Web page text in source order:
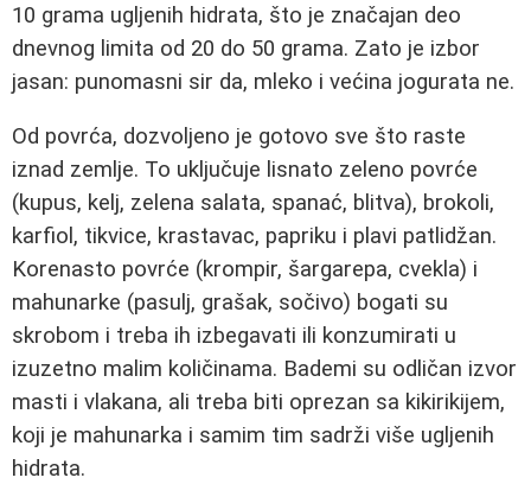
10 grama ugljenih hidrata, što je značajan deo
dnevnog limita od 20 do 50 grama. Zato je izbor
jasan: punomasni sir da, mleko i većina jogurata ne.
Od povrća, dozvoljeno je gotovo sve što raste
iznad zemlje. To uključuje lisnato zeleno povrće
(kupus, kelj, zelena salata, spanać, blitva), brokoli,
karfiol, tikvice, krastavac, papriku i plavi patlidžan.
Korenasto povrće (krompir, šargarepa, cvekla) i
mahunarke (pasulj, grašak, sočivo) bogati su
skrobom i treba ih izbegavati ili konzumirati u
izuzetno malim količinama. Bademi su odličan izvor
masti i vlakana, ali treba biti oprezan sa kikirikijem,
koji je mahunarka i samim tim sadrži više ugljenih
hidrata.